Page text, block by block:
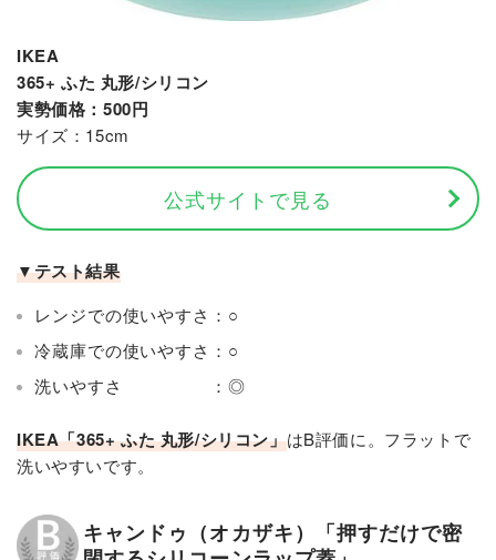
IKEA
365+ ふた 丸形/シリコン
実勢価格：500円
サイズ：15cm
公式サイトで見る
▼テスト結果
レンジでの使いやすさ：○
冷蔵庫での使いやすさ：○
洗いやすさ ：◎
IKEA「365+ ふた 丸形/シリコン」はB評価に。フラットで
洗いやすいです。
キャンドゥ（オカザキ）「押すだけで密